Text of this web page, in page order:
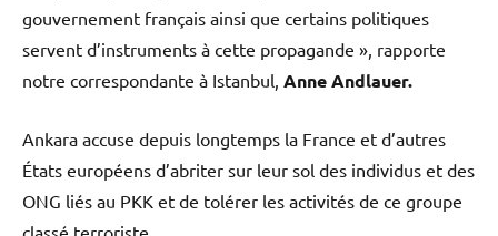
gouvernement français ainsi que certains politiques
servent d’instruments à cette propagande », rapporte
notre correspondante à Istanbul, Anne Andlauer.
Ankara accuse depuis longtemps la France et d’autres
États européens d’abriter sur leur sol des individus et des
ONG liés au PKK et de tolérer les activités de ce groupe